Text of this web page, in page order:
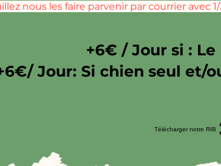
nous les faire parvenir par courrier avec
+6€ / Jour si :
Jour: Si chien seul et/
Télécharger notre RIB